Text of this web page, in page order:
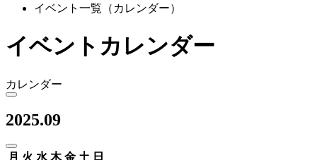
イベント一覧（カレンダー）
イベントカレンダー
カレンダー
2025.09
月 火 水 木 金 土 日